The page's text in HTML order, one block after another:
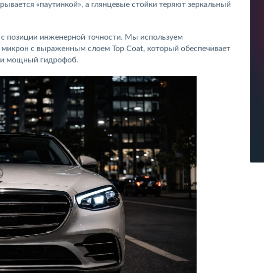
«паутинкой», а глянцевые стойки теряют зеркальный
позиции инженерной точности. Мы используем
с выраженным слоем Top Coat, который обеспечивает
и мощный гидрофоб.